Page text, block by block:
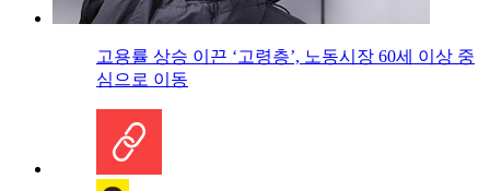
고용률 상승 이끈 ‘고령층’, 노동시장 60세 이상 중
심으로 이동